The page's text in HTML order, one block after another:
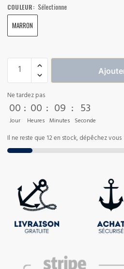
COULEUR: Sélectionne
MARRON
Ne tardez pas
00
Jour
: 00
Heures
: 09
Minutes
: 53
Seconde
Il ne reste que 12 en stock, dépêchez vous